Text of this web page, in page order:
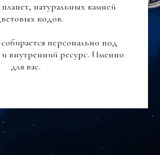
натуральных камней
кодов.
персонально под
и внутренний ресурс. Именно
для вас.